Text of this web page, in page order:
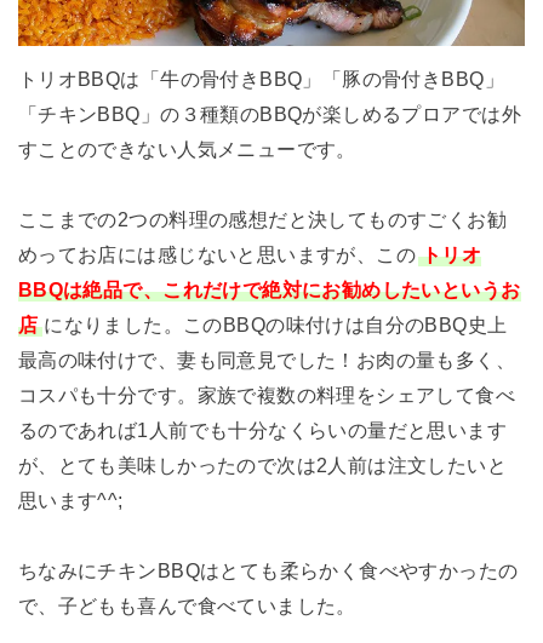
トリオBBQは「牛の骨付きBBQ」「豚の骨付きBBQ」
「チキンBBQ」の３種類のBBQが楽しめるプロアでは外
すことのできない人気メニューです。
ここまでの2つの料理の感想だと決してものすごくお勧
めってお店には感じないと思いますが、この トリオ
BBQは絶品で、これだけで絶対にお勧めしたいというお
店 になりました。このBBQの味付けは自分のBBQ史上
最高の味付けで、妻も同意見でした！お肉の量も多く、
コスパも十分です。家族で複数の料理をシェアして食べ
るのであれば1人前でも十分なくらいの量だと思います
が、とても美味しかったので次は2人前は注文したいと
思います^^;
ちなみにチキンBBQはとても柔らかく食べやすかったの
で、子どもも喜んで食べていました。